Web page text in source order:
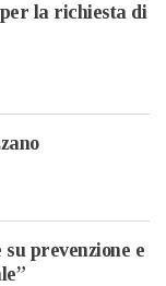
la richiesta di
prevenzione e